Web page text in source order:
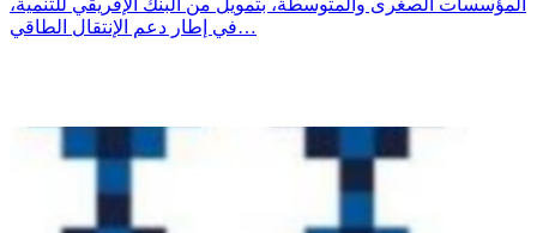
في إطار دعم الإنتقال الطاقي…